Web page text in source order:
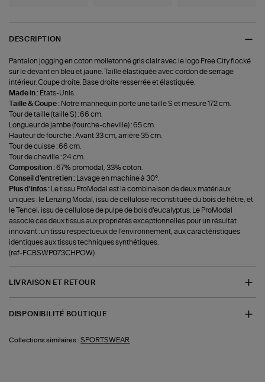
DESCRIPTION
Pantalon jogging en coton molletonné gris clair avec le logo Free City flocké
sur le devant en bleu et jaune. Taille élastiquée avec cordon de serrage
intérieur. Coupe droite. Base droite resserrée et élastiquée.
Made in : États-Unis.
Taille & Coupe : Notre mannequin porte une taille S et mesure 172 cm.
Tour de taille (taille S) : 66 cm.
Longueur de jambe (fourche-cheville) : 65 cm.
Hauteur de fourche : Avant 33 cm, arrière 35 cm.
Tour de cuisse : 66 cm.
Tour de cheville : 24 cm.
Composition :67% promodal, 33% coton.
Conseil d'entretien :
Lavage en machine à 30°.
Plus d'infos :
Le tissu ProModal est la combinaison de deux matériaux
uniques : le Lenzing Modal, issu de cellulose reconstituée du bois de hêtre, et
le Tencel, issu de cellulose de pulpe de bois d’eucalyptus. Le ProModal
associe ces deux tissus aux propriétés exceptionnelles pour un résultat
innovant : un tissu respectueux de l’environnement, aux caractéristiques
identiques aux tissus techniques synthétiques.
(ref-FCBSWP073CHPOW)
LIVRAISON ET RETOUR
DISPONIBILITÉ BOUTIQUE
Collections similaires : SPORTSWEAR